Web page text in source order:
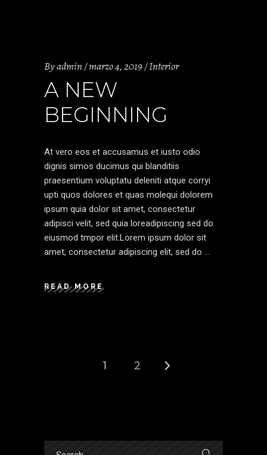
Byadmin marzo 4, 2019 Interior
A NEW
BEGINNING
At vero eos et accusamus et iusto odio
dignis simos ducimus qui blanditiis
praesentium voluptatu deleniti atque corryi
upti quos dolores et quas molequi dolorem
ipsum quia dolor sit amet, consectetur
adipisci velit, sed quia loreadipiscing sed do
eiusmod tmpor elit.Lorem ipsum dolor sit
amet, consectetur adipiscing elit, sed do
READ MORE
1 2